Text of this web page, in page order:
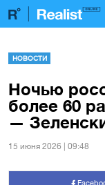
НОВОСТИ
Ночью
более 60
—
15 июня 2026 | 09:48